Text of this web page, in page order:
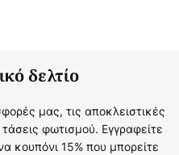
δελτίο
μας, τις αποκλειστικές
φωτισμού. Εγγραφείτε
κουπόνι 15% που μπορείτε